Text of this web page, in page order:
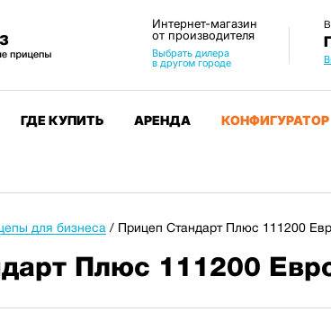
Интернет-магазин
от производителя
Выбрать дилера
в другом городе
ГДЕ КУПИТЬ АРЕНДА КОНФИГУРАТОР
для бизнеса / Прицеп Стандарт Плюс 111200
Плюс 111200